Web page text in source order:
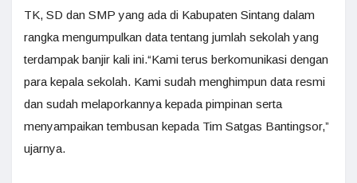
TK, SD dan SMP yang ada di Kabupaten Sintang dalam
rangka mengumpulkan data tentang jumlah sekolah yang
terdampak banjir kali ini.“Kami terus berkomunikasi dengan
para kepala sekolah. Kami sudah menghimpun data resmi
dan sudah melaporkannya kepada pimpinan serta
menyampaikan tembusan kepada Tim Satgas Bantingsor,”
ujarnya.